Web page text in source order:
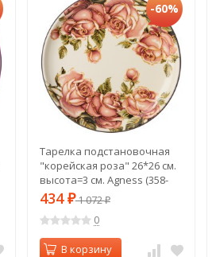
-60%
Тарелка подстановочная
"корейская роза" 26*26 см.
высота=3 см. Agness (358-
1701)
434 ₽1 072₽
0
В корзину